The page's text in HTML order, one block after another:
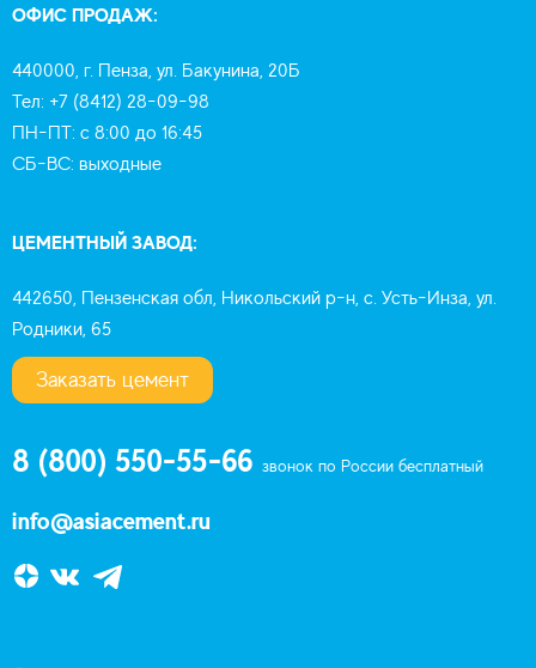
ОФИС ПРОДАЖ:
440000, г. Пенза, ул. Бакунина, 20Б
Тел: +7 (8412) 28-09-98
ПН-ПТ: с 8:00 до 16:45
СБ-ВС: выходные
ЦЕМЕНТНЫЙ ЗАВОД:
442650, Пензенская обл, Никольский р-н, с. Усть-Инза, ул.
Родники, 65
Заказать цемент
8 (800) 550-55-66 звонок по России бесплатный
info@asiacement.ru